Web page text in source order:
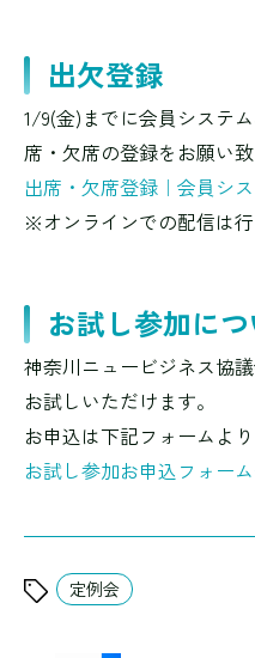
出欠登録
1/9(金)までに会員システ
席・欠席の登録をお願い致
出席・欠席登録｜会員シ
※オンラインでの配信は行
お試し参加に
神奈川ニュービジネス協
お試しいただけます。
お申込は下記フォームよ
お試し参加お申込フォー
定例会